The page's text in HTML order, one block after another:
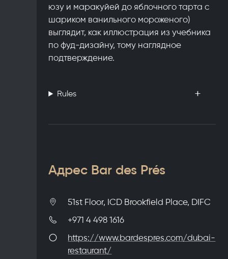
юзу и маракуйей до яблочного тарта с
шариком ванильного мороженого)
выглядит, как иллюстрация из учебника
по фуд-дизайну, тому наглядное
подтверждение.
Rules
Адрес Bar des Prés
51st Floor, ICD Brookfield Place, DIFC
+971 4 498 1616
https://www.bardespres.com/dubai-
restaurant/